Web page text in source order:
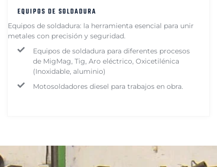
EQUIPOS DE SOLDADURA
Equipos de soldadura: la herramienta esencial para unir
metales con precisión y seguridad.
Equipos de soldadura para diferentes procesos
de MigMag, Tig, Aro eléctrico, Oxicetilénica
(Inoxidable, aluminio)
Motosoldadores diesel para trabajos en obra.